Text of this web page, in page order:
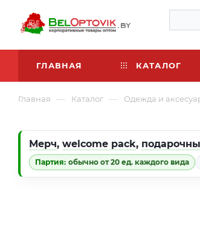
ГЛАВНАЯ КАТАЛОГ
Главная — Каталог — Одежда и
Мерч, welcome pack,
Партия: обычно от 20 ед. каждого вида